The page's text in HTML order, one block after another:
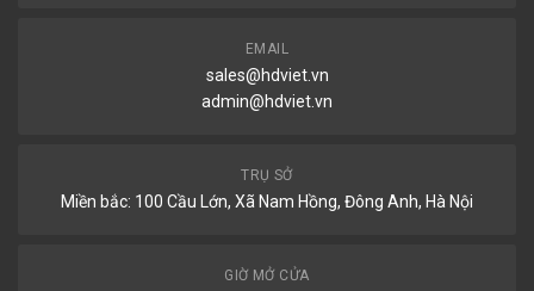
EMAIL
sales@hdviet.vn
admin@hdviet.vn
TRỤ SỞ
Miền bắc: 100 Cầu Lớn, Xã Nam Hồng, Đông Anh, Hà Nội
GIỜ MỞ CỬA